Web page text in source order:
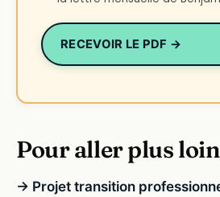
RECEVOIR LE PDF →
Pour aller plus
→ Projet transition